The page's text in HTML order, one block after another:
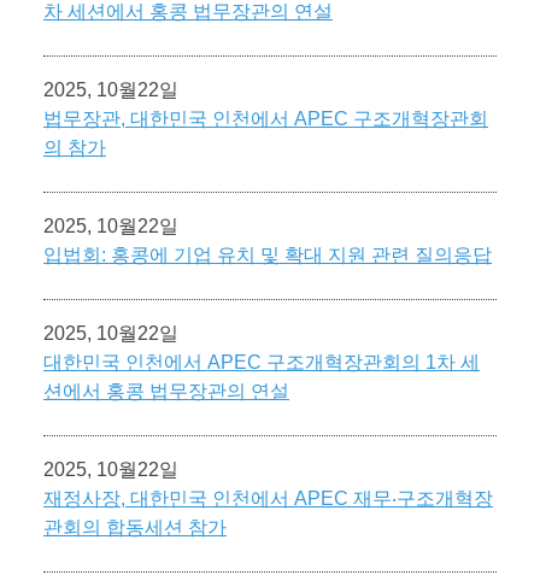
차 세션에서 홍콩 법무장관의 연설
2025, 10월22일
법무장관, 대한민국 인천에서 APEC 구조개혁장관회
의 참가
2025, 10월22일
입법회: 홍콩에 기업 유치 및 확대 지원 관련 질의응답
2025, 10월22일
대한민국 인천에서 APEC 구조개혁장관회의 1차 세
션에서 홍콩 법무장관의 연설
2025, 10월22일
재정사장, 대한민국 인천에서 APEC 재무‧구조개혁장
관회의 합동세션 참가